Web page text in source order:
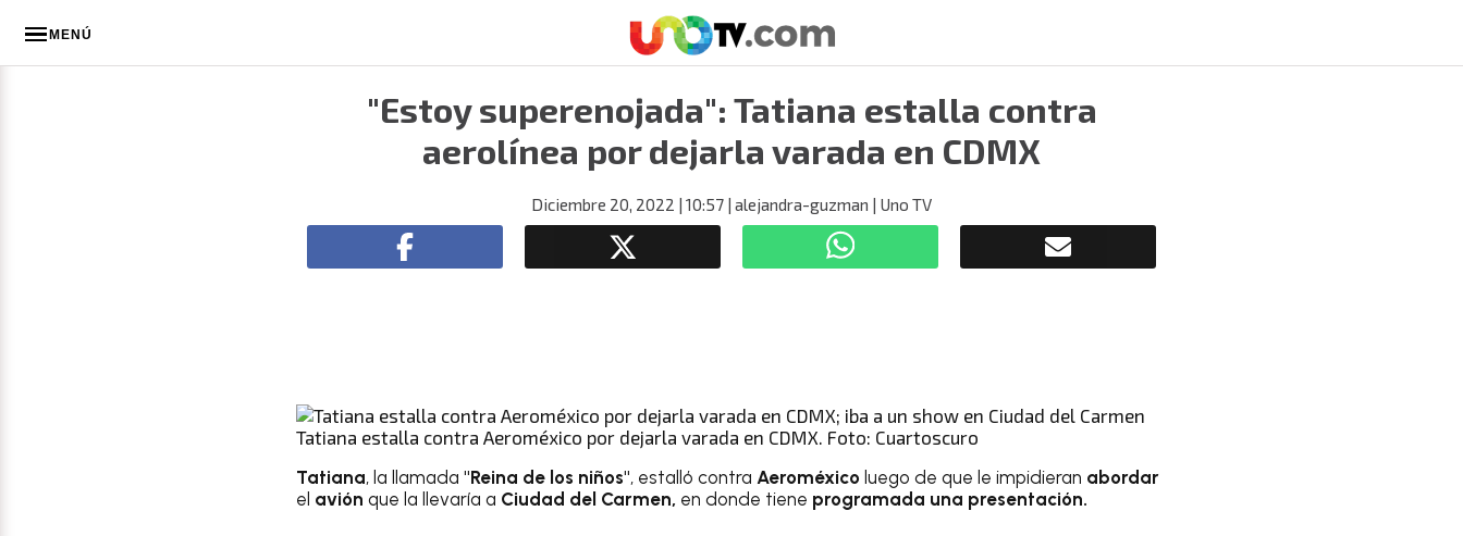
MENÚ
"Estoy superenojada": Tatiana estalla contra
aerolínea por dejarla varada en CDMX
Diciembre 20, 2022 | 10:57 | alejandra-guzman | Uno TV
Tatiana estalla contra Aeroméxico por dejarla varada en CDMX. Foto: Cuartoscuro
Tatiana, la llamada "Reina de los niños", estalló contra Aeroméxico luego de que le impidieran abordar
el avión que la llevaría a Ciudad del Carmen, en donde tiene programada una presentación.